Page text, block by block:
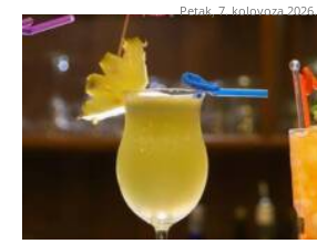
Petak, 7. kolovoza 2026.